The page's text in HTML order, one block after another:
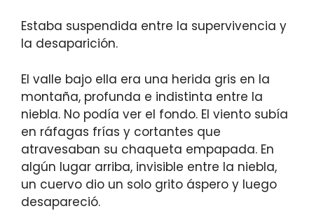
Estaba suspendida entre la supervivencia y
la desaparición.
El valle bajo ella era una herida gris en la
montaña, profunda e indistinta entre la
niebla. No podía ver el fondo. El viento subía
en ráfagas frías y cortantes que
atravesaban su chaqueta empapada. En
algún lugar arriba, invisible entre la niebla,
un cuervo dio un solo grito áspero y luego
desapareció.